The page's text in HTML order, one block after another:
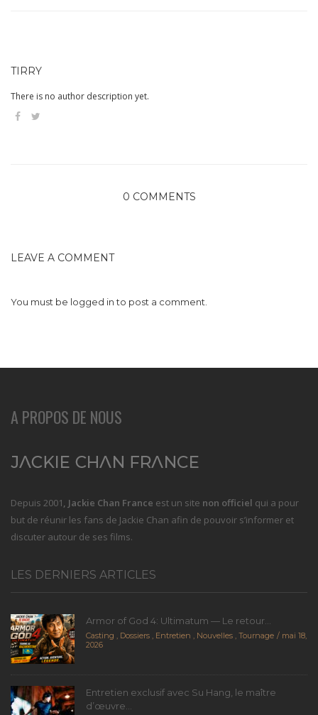
TIRRY
There is no author description yet.
0 COMMENTS
LEAVE A COMMENT
You must be logged into post a comment.
A PROPOS DE NOUS
Depuis 2001, Jackie Chan France est un site non officiel qui a pour
but de réunir les fans de Jackie Chan afin de pouvoir s’informer et
discuter autour de ses films.
LES DERNIERS ARTICLES
Armor of God 4: Ultimatum — Le retour...
Casting , Dossiers , Entretien , Nouvelles , Tournage
mai 18,
2026
Entretien exclusif avec Su Hang, le maître
d’œuvre...